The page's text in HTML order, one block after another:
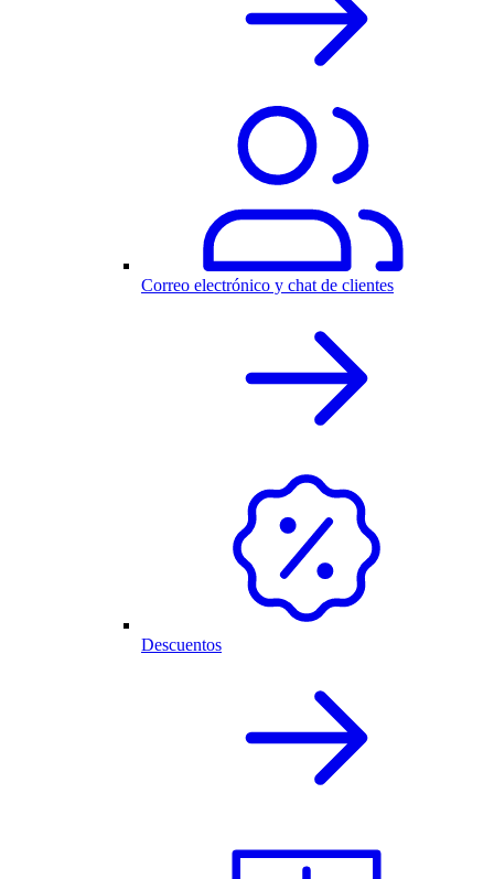
Correo electrónico y chat de clientes
Descuentos